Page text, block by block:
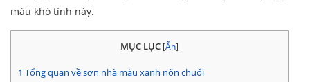
màu khó tính này.
MỤC LỤC [Ẩn]
1 Tổng quan về sơn nhà màu xanh nõn chuối